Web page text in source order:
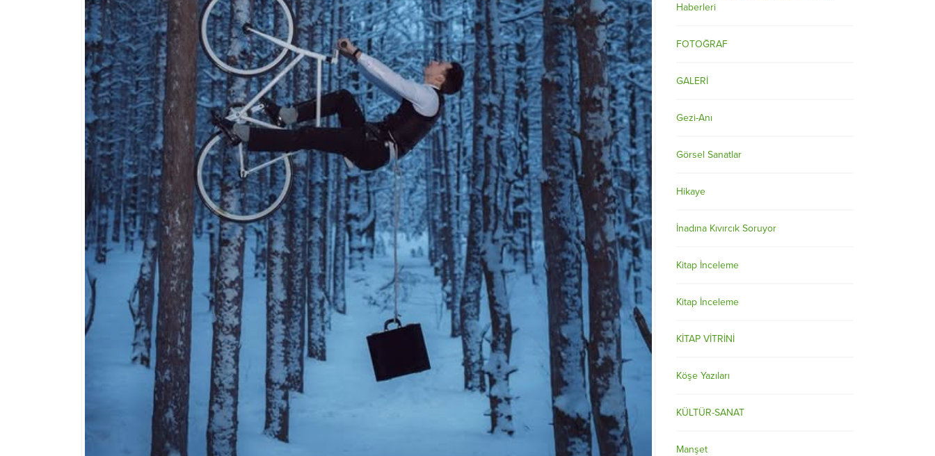
Haberleri
FOTOĞRAF
GALERİ
Gezi-Anı
Görsel Sanatlar
Hikaye
İnadına Kıvırcık Soruyor
Kitap İnceleme
Kitap İnceleme
KİTAP VİTRİNİ
Köşe Yazıları
KÜLTÜR-SANAT
Manşet